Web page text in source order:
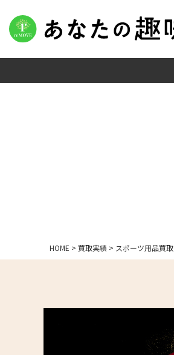
HOME > 買取実績 > スポーツ用品買取